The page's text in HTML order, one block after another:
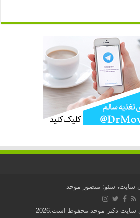
سایت، سئو: منصور موحد
سایت دکتر موحد محفوظ است.2026